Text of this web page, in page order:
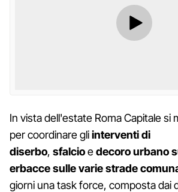
In vista dell'estate Roma Capitale si
per coordinare gliinterventi di
diserbo, sfalcioedecoro urbano
erbacce sulle varie strade
giorni una task force, composta dai